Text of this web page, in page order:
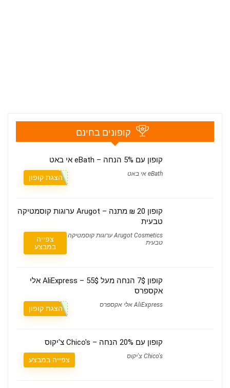
קופונים בחינם
קופון עם 5% הנחה – eBath אי באט
eBath אי באט הצגת קופון
קופון 20 ₪ מתנה – Arugot ערוגות קוסמטיקה
טבעית
Arugot Cosmetics ערוגות קוסמטיקה
טבעית
צפייה
במבצע
קופון 7$ הנחה מעל 55$ – AliExpress אלי
אקספרס
AliExpress אלי אקספרס הצגת קופון
קופון עם 20% הנחה – Chico's צ'יקוס
Chico's צ'יקוס צפייה במבצע